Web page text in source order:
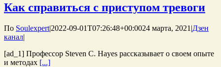
Как справиться с приступом тревоги
По Soulexpert|2022-09-01T07:26:48+00:0024 марта, 2021 |Дзен
канал|
[ad_1] Профессор Steven C. Hayes рассказывает о своем опыте
и методах [...]